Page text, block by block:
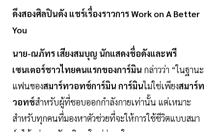
ดึงสองศิลปินดัง แชร์เรื่องราวการ Work on A Better
You
นาย-ณภัทร เสียงสมบุญ นักแสดงชื่อดังและพรี
เซนเตอร์ชาวไทยคนแรกของการ์มิน กล่าวว่า “ในฐานะ
แฟนของสมาร์ทวอทช์การ์มิน การ์มินไม่ใช่เพียงสมาร์ท
วอทช์สำหรับผู้ที่ชอบออกกำลังกายเท่านั้น แต่เหมาะ
สำหรับทุกคนที่มองหาตัวช่วยที่จะให้การใช้ชีวิตแบบสมา